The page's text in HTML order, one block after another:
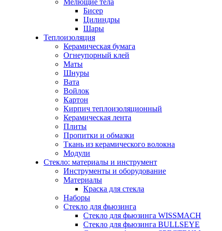
Мелющие тела
Бисер
Цилиндры
Шары
Теплоизоляция
Керамическая бумага
Огнеупорный клей
Маты
Шнуры
Вата
Войлок
Картон
Кирпич теплоизоляционный
Керамическая лента
Плиты
Пропитки и обмазки
Ткань из керамического волокна
Модули
Стекло: материалы и инструмент
Инструменты и оборудование
Материалы
Краска для стекла
Наборы
Стекло для фьюзинга
Стекло для фьюзинга WISSMACH
Стекло для фьюзинга BULLSEYE